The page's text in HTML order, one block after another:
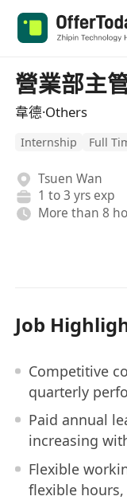
營業部主
韋德·Others
Internship Full
Tsuen Wan
1 to 3 yrs exp
Job
Competitive
quarterly
Paid annual
increasing
Flexible
flexible